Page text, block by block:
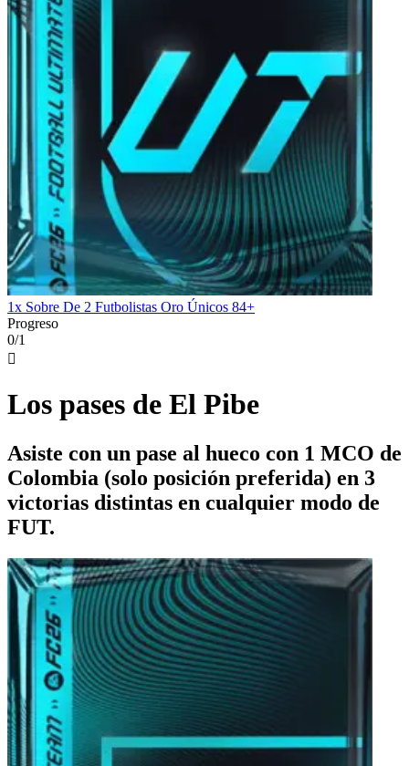
1x Sobre De 2 Futbolistas Oro Únicos 84+
Progreso
0/1

Los pases de El Pibe
Asiste con un pase al hueco con 1 MCO de
Colombia (solo posición preferida) en 3
victorias distintas en cualquier modo de
FUT.